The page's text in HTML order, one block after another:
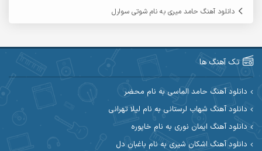
آرین صیادی
آرین مریدی
آوات بوکانی آوات یگانه
آیت احمدنژاد
دانلود آهنگ حامد میری به نام شوتی سوارل
تک آهنگ ها
دانلود آهنگ حامد الماسی به نام محضر
دانلود آهنگ شهاب لرستانی به نام لیلا تهرانی
دانلود آهنگ ایمان نوری به نام خاپوره
دانلود آهنگ اشکان شیری به نام باغبان دل